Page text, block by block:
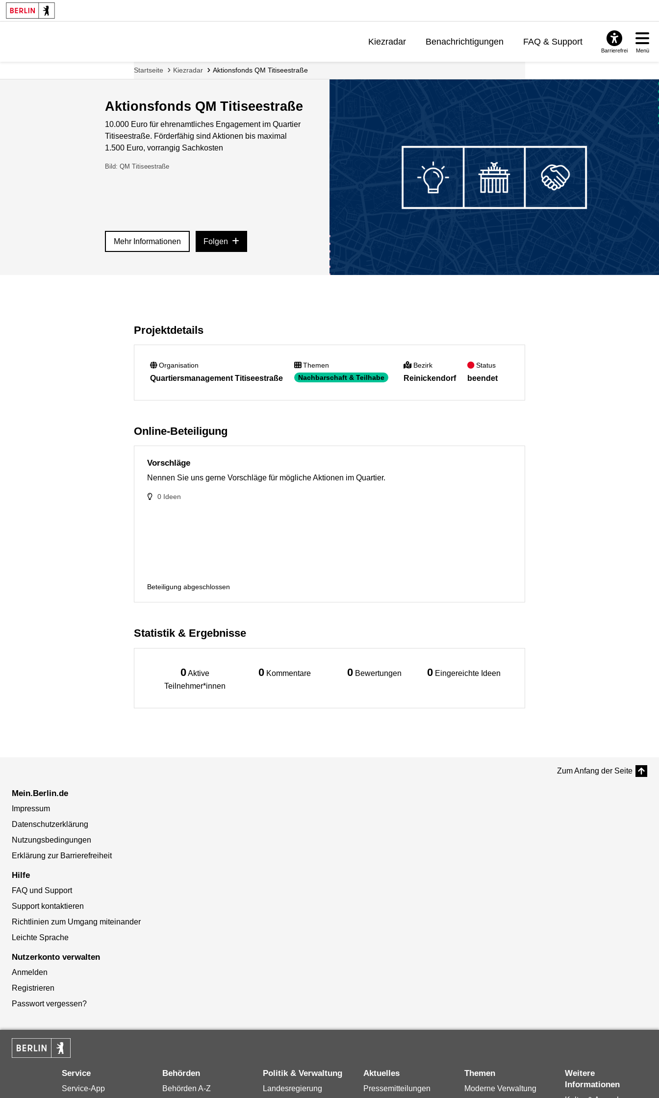
Kiezradar Benachrichtigungen FAQ & Support
Barrierefrei Menü
Startseite Kiezradar Aktionsfonds QM Titiseestraße
Aktionsfonds QM Titiseestraße
10.000 Euro für ehrenamtliches Engagement im Quartier
Titiseestraße. Förderfähig sind Aktionen bis maximal
1.500 Euro, vorrangig Sachkosten
Bild: QM Titiseestraße
Mehr Informationen Folgen
Projektdetails
Organisation
Quartiersmanagement Titiseestraße
Themen
Nachbarschaft & Teilhabe
Bezirk
Reinickendorf
Status
beendet
Online-Beteiligung
Vorschläge
Nennen Sie uns gerne Vorschläge für mögliche Aktionen im Quartier.
0 Ideen
Beteiligung abgeschlossen
Statistik & Ergebnisse
0Aktive
Teilnehmer*innen
0 Kommentare 0 Bewertungen 0 Eingereichte Ideen
Zum Anfang der Seite
Mein.Berlin.de
Impressum
Datenschutzerklärung
Nutzungsbedingungen
Erklärung zur Barrierefreiheit
Hilfe
FAQ und Support
Support kontaktieren
Richtlinien zum Umgang miteinander
Leichte Sprache
Nutzerkonto verwalten
Anmelden
Registrieren
Passwort vergessen?
Service
Service-App
Behörden
Behörden A-Z
Politik & Verwaltung
Landesregierung
Aktuelles
Pressemitteilungen
Themen
Moderne Verwaltung
Weitere
Informationen